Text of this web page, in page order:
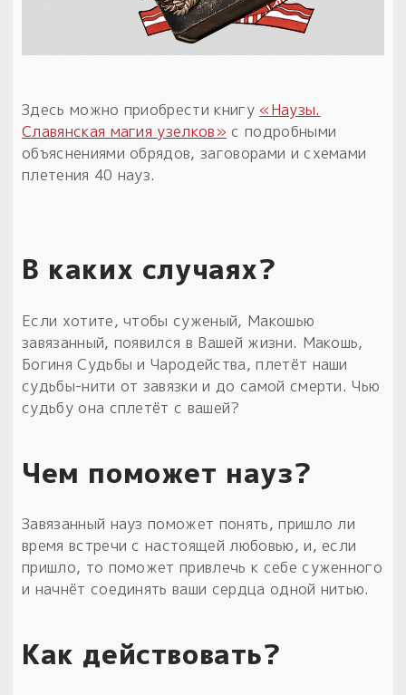
Здесь можно приобрести книгу «Наузы.
Славянская магия узелков» с подробными
объяснениями обрядов, заговорами и схемами
плетения 40 науз.
В каких случаях?
Если хотите, чтобы суженый, Макошью
завязанный, появился в Вашей жизни. Макошь,
Богиня Судьбы и Чародейства, плетёт наши
судьбы-нити от завязки и до самой смерти. Чью
судьбу она сплетёт с вашей?
Чем поможет науз?
Завязанный науз поможет понять, пришло ли
время встречи с настоящей любовью, и, если
пришло, то поможет привлечь к себе суженного
и начнёт соединять ваши сердца одной нитью.
Как действовать?